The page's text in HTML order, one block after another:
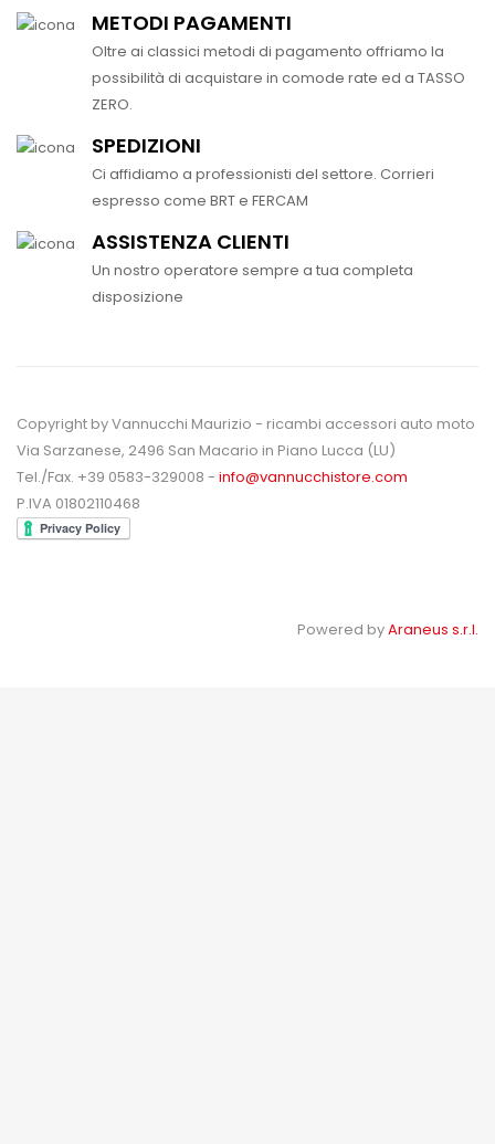
METODI PAGAMENTI
Oltre ai classici metodi di pagamento offriamo la
possibilità di acquistare in comode rate ed a TASSO
ZERO.
SPEDIZIONI
Ci affidiamo a professionisti del settore. Corrieri
espresso come BRT e FERCAM
ASSISTENZA CLIENTI
Un nostro operatore sempre a tua completa
disposizione
Copyright by Vannucchi Maurizio - ricambi accessori auto moto
Via Sarzanese, 2496 San Macario in Piano Lucca (LU)
Tel./Fax. +39 0583-329008 - info@vannucchistore.com
P.IVA 01802110468
Powered byAraneus s.r.l.